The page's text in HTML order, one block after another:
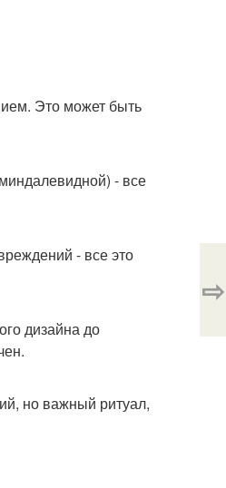
Это может быть
- все
- все это
дизайна до
но важный ритуал,
⇨